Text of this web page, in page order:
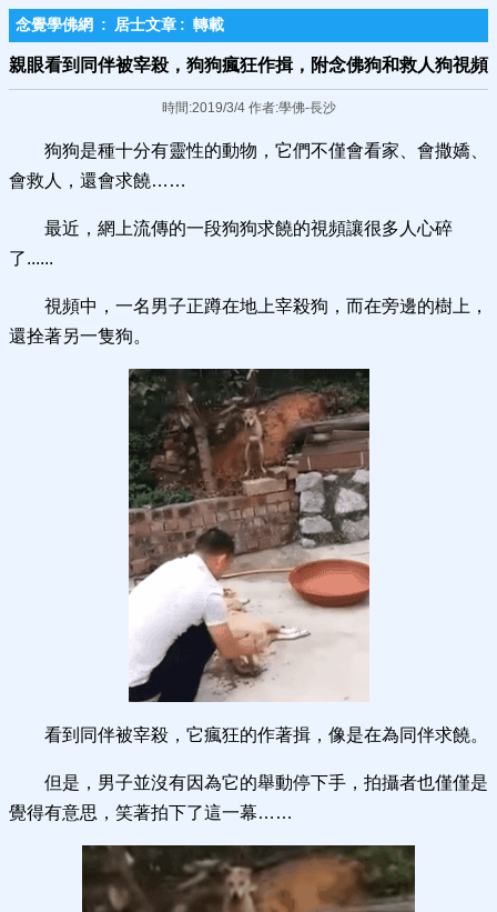
念覺學佛網 : 居士文章 : 轉載
親眼看到同伴被宰殺，狗狗瘋狂作揖，附念佛狗和救人狗視頻
時間:2019/3/4 作者:學佛-長沙
狗狗是種十分有靈性的動物，它們不僅會看家、會撒嬌、
會救人，還會求饒……
最近，網上流傳的一段狗狗求饒的視頻讓很多人心碎
了......
視頻中，一名男子正蹲在地上宰殺狗，而在旁邊的樹上，
還拴著另一隻狗。
看到同伴被宰殺，它瘋狂的作著揖，像是在為同伴求饒。
但是，男子並沒有因為它的舉動停下手，拍攝者也僅僅是
覺得有意思，笑著拍下了這一幕……